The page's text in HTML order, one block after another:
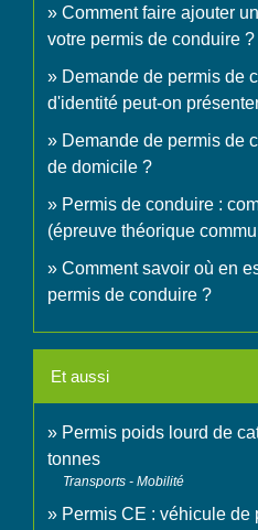
Comment faire ajouter
votre permis de conduire ?
Demande de permis de
d'identité peut-on
Demande de permis de
de domicile ?
Permis de conduire :
(épreuve théorique
Comment savoir où en
permis de conduire ?
Et aussi
Permis poids lourd de
tonnes
Transports - Mobilité
Permis CE : véhicule de